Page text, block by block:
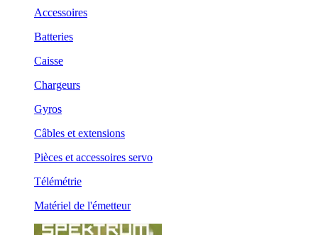
Accessoires
Batteries
Caisse
Chargeurs
Gyros
Câbles et extensions
Pièces et accessoires servo
Télémétrie
Matériel de l'émetteur